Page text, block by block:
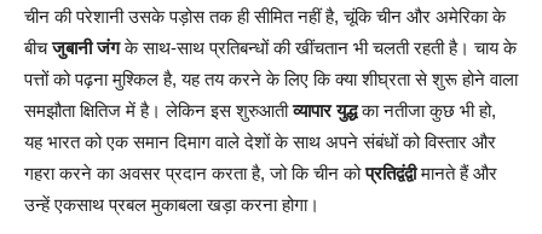
चीन की परेशानी उसके पड़ोस तक ही सीमित नहीं है, चूंकि चीन और अमेरिका के
बीचजुबानी जंगके साथ-साथ प्रतिबन्धों की खींचतान भी चलती रहती है। चाय के
पत्तों को पढ़ना मुश्किल है, यह तय करने के लिए कि क्या शीघ्रता से शुरू होने वाला
समझौता क्षितिज में है। लेकिन इस शुरुआतीव्यापार युद्धका नतीजा कुछ भी हो,
यह भारत को एक समान दिमाग वाले देशों के साथ अपने संबंधों को विस्तार और
गहरा करने का अवसर प्रदान करता है, जो कि चीन कोप्रतिद्वंद्वीमानते हैं और
उन्हें एकसाथ प्रबल मुकाबला खड़ा करना होगा।